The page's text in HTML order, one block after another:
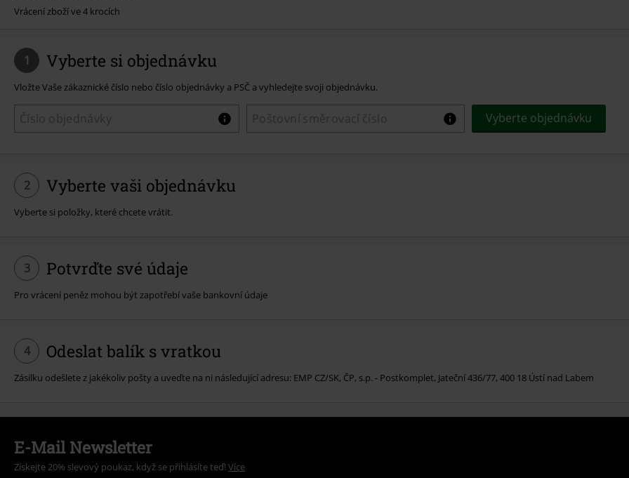
Vrácení zboží ve 4 krocích
1 Vyberte si objednávku
Vložte Vaše zákaznické číslo nebo číslo objednávky a PSČ a vyhledejte svoji objednávku.
Vyberte objednávku
2 Vyberte vaši objednávku
Vyberte si položky, které chcete vrátit.
3 Potvrďte své údaje
Pro vrácení peněz mohou být zapotřebí vaše bankovní údaje
4 Odeslat balík s vratkou
Zásilku odešlete z jakékoliv pošty a uveďte na ni následující adresu: EMP CZ/SK, ČP, s.p. - Postkomplet, Jateční 436/77, 400 18 Ústí nad Labem
E-Mail Newsletter
Získejte 20% slevový poukaz, když se přihlásíte teď! Více